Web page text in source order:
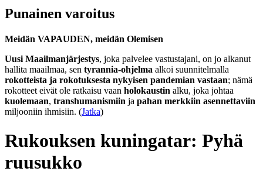
Punainen varoitus
Meidän VAPAUDEN, meidän Olemisen
Uusi Maailmanjärjestys, joka palvelee vastustajani, on jo alkanut
hallita maailmaa, sen tyrannia-ohjelma alkoi suunnitelmalla
rokotteista ja rokotuksesta nykyisen pandemian vastaan; nämä
rokotteet eivät ole ratkaisu vaan holokaustin alku, joka johtaa
kuolemaan, transhumanismiin ja pahan merkkiin asennettaviin
miljooniin ihmisiin. (Jatka)
Rukouksen kuningatar: Pyhä
ruusukko